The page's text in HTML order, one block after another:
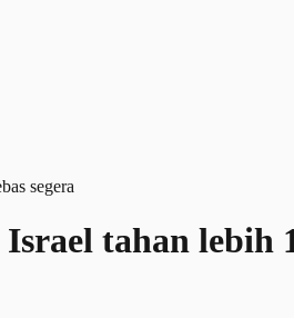
tahan lebih